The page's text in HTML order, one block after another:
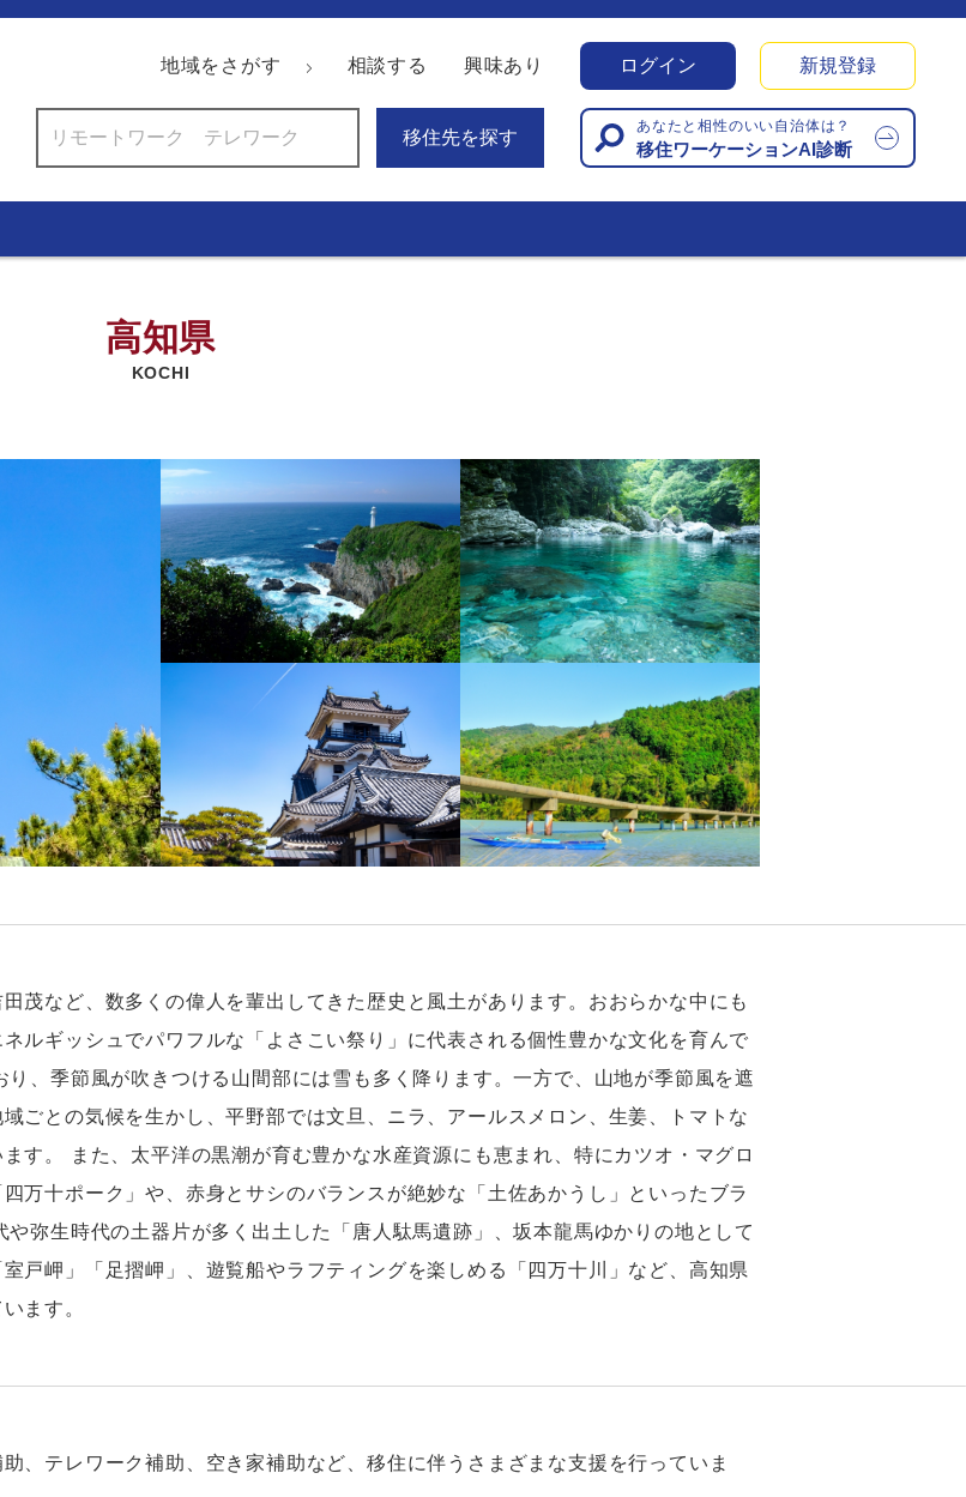
地域をさがす 相談する 興味あり ログイン 新規登録
移住先を探す
あなたと相性のいい自治体は？
移住ワーケーションAI診断
高知県
KOCHI
茂など、数多くの偉人を輩出してきた歴史と風土があります。おおらかな中にも
ルギッシュでパワフルな「よさこい祭り」に代表される個性豊かな文化を育んで
、季節風が吹きつける山間部には雪も多く降ります。一方で、山地が季節風を遮
ごとの気候を生かし、平野部では文旦、ニラ、アールスメロン、生姜、トマトな
す。 また、太平洋の黒潮が育む豊かな水産資源にも恵まれ、特にカツオ・マグロ
万十ポーク」や、赤身とサシのバランスが絶妙な「土佐あかうし」といったブラ
弥生時代の土器片が多く出土した「唐人駄馬遺跡」、坂本龍馬ゆかりの地として
戸岬」「足摺岬」、遊覧船やラフティングを楽しめる「四万十川」など、高知県
ます。
、テレワーク補助、空き家補助など、移住に伴うさまざまな支援を行っていま